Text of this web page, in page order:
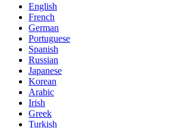
English
French
German
Portuguese
Spanish
Russian
Japanese
Korean
Arabic
Irish
Greek
Turkish